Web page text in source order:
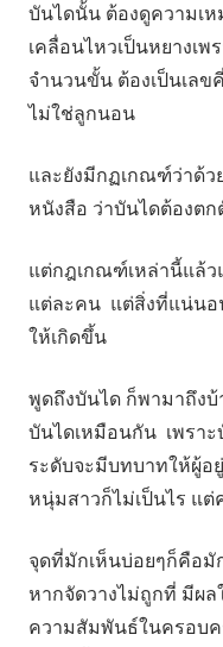
บันไดนั้น ต้องดูความเ
เคลื่อนไหวเป็นหยางเ
จำนวนขั้น ต้องเป็นเล
ไม่ใช่ลูกนอน
และยังมีกฏเกณฑ์ว่าด้ว
หนังสือ ว่าบันไดต้องต
แต่กฎเกณฑ์เหล่านี้แล้
แต่ละคน แต่สิ่งที่แน่นอ
ให้เกิดขึ้น
พูดถึงบันได ก็พามาถึงบ้
บันไดเหมือนกัน เพรา
ระดับจะมีบทบาทให้ผู้อ
หนุ่มสาวก็ไม่เป็นไร แต่
จุดที่มักเห็นบ่อยๆก็คือมั
หากจัดวางไม่ถูกที่ มีผล
ความสัมพันธ์ในครอบค